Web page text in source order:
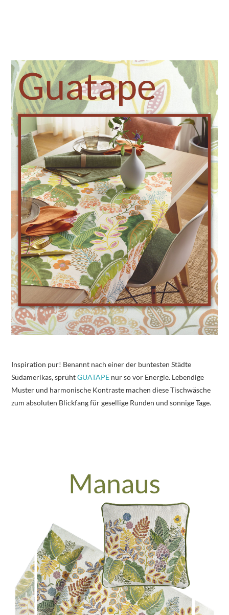
Inspiration pur! Benannt nach einer der buntesten Städte
Südamerikas, sprühtGUATAPE nur so vor Energie. Lebendige
Muster und harmonische Kontraste machen diese Tischwäsche
zum absoluten Blickfang für gesellige Runden und sonnige Tage.